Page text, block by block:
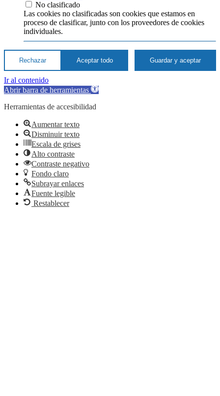
No clasificado
Las cookies no clasificadas son cookies que estamos en
proceso de clasificar, junto con los proveedores de cookies
individuales.
Rechazar Aceptar todo Guardar y aceptar
Ir al contenido
Abrir barra de herramientas
Herramientas de accesibilidad
Aumentar texto
Disminuir texto
Escala de grises
Alto contraste
Contraste negativo
Fondo claro
Subrayar enlaces
Fuente legible
Restablecer